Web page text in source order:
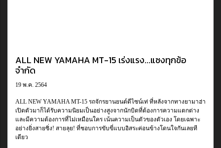
ALL NEW YAMAHA MT-15 เร่งแรง...แซงทุกข้อ
จำกัด
19 พ.ค. 2564
ALL NEW YAMAHA MT-15 รถจักรยานยนต์ดีไซน์เท่ ที่หลังจากทางยามาฮ่า
เปิดตัวมาก็ได้รับความนิยมเป็นอย่างสูงจากนักบิดที่ต้องการความแตกต่าง
และมีความต้องการที่ไม่เหมือนใคร เน้นความเป็นตัวของตัวเอง โดยเฉพาะ
อย่างยิ่งสายซิ่ง! สายลุย! ที่ชอบการขับขี่แบบอิสระค่อนข้างโดนใจกันเลยที
เดียว